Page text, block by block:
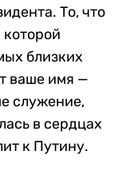
То, что
которой
близких
ваше имя —
служение,
в сердцах
к Путину.